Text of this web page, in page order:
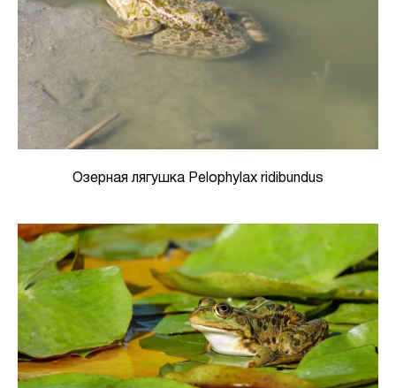
Озерная лягушка Pelophylax ridibundus